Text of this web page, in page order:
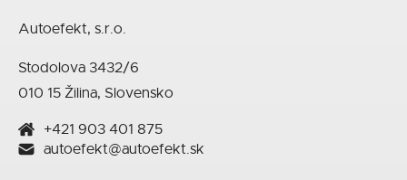
Autoefekt, s.r.o.
Stodolova 3432/6
010 15 Žilina, Slovensko
+421 903 401 875
autoefekt@autoefekt.sk